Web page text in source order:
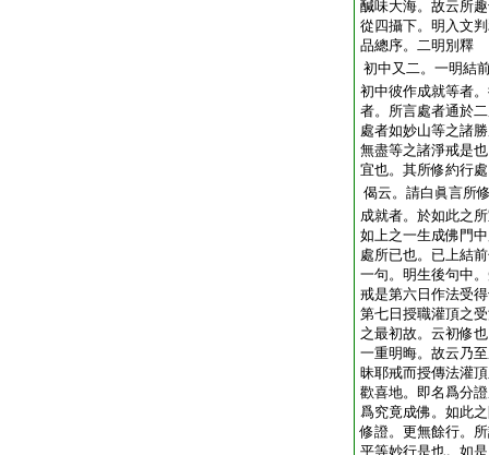
醎味大海。故云所
從四攝下。明入文
品總序。二明別釋
初中又二。一明結
初中彼作成就等者
者。所言處者通於
處者如妙山等之諸
無盡等之諸淨戒是
宜也。其所修約行
偈云。請白眞言所
成就者。於如此之
如上之一生成佛門
處所已也。已上結
一句。明生後句中
戒是第六日作法受
第七日授職灌頂之
之最初故。云初修
一重明晦。故云乃
昧耶戒而授傳法灌
歡喜地。即名爲分
爲究竟成佛。如此
修證。更無餘行。
平等妙行是也。如